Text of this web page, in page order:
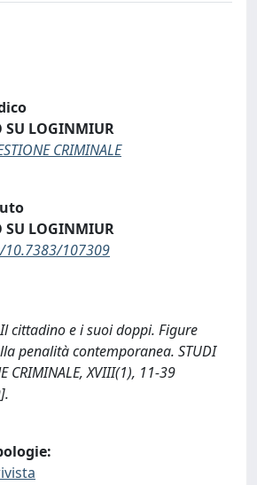
SU LOGINMIUR
CRIMINALE
SU LOGINMIUR
107309
cittadino e i suoi doppi. Figure
penalità contemporanea. STUDI
CRIMINALE, XVIII(1), 11-39